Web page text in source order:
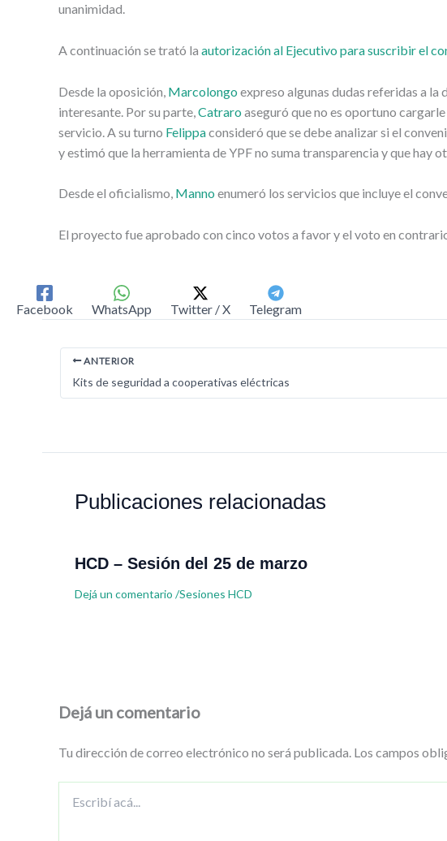
unanimidad.
A continuación se trató la autorización al Ejecutivo para suscribir el
Desde la oposición, Marcolongo expreso algunas dudas referidas a
interesante. Por su parte, Catraro aseguró que no es oportuno
servicio. A su turno Felippaconsideró que se debe analizar si el
y estimó que la herramienta de YPF no suma transparencia y que hay
Desde el oficialismo, Manno enumeró los servicios que incluye el
El proyecto fue aprobado con cinco votos a favor y el voto en
Facebook WhatsApp Twitter / X Telegram
ANTERIOR
Kits de seguridad a cooperativas eléctricas
Publicaciones relacionadas
HCD – Sesión del 25 de marzo
Dejá un comentario /Sesiones HCD
Dejá un comentario
Tu dirección de correo electrónico no será publicada. Los campos
acá...